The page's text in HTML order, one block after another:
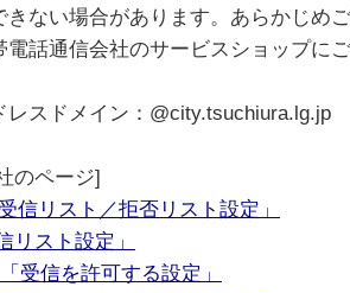
きない場合があります。あらかじめ
話通信会社のサービスショップにご
スドメイン：@city.tsuchiura.lg.jp
のページ]
リスト／拒否リスト設定」
スト設定」
受信を許可する設定」